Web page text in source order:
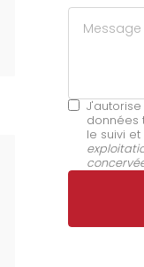
Message
données
le suivi